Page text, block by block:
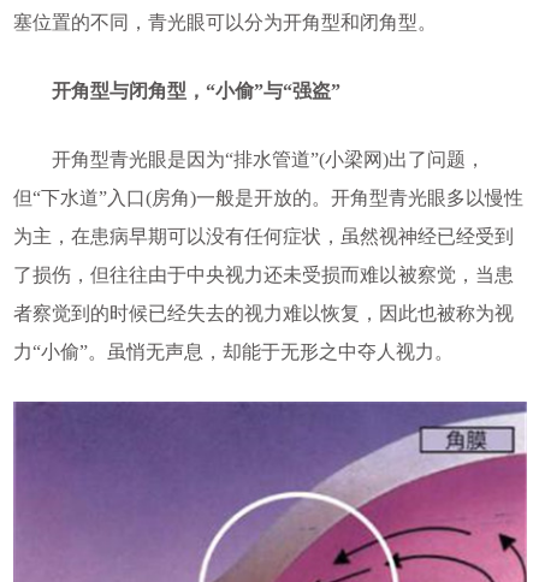
塞位置的不同，青光眼可以分为开角型和闭角型。
开角型与闭角型，“小偷”与“强盗”
开角型青光眼是因为“排水管道”(小梁网)出了问题，
但“下水道”入口(房角)一般是开放的。开角型青光眼多以慢性
为主，在患病早期可以没有任何症状，虽然视神经已经受到
了损伤，但往往由于中央视力还未受损而难以被察觉，当患
者察觉到的时候已经失去的视力难以恢复，因此也被称为视
力“小偷”。虽悄无声息，却能于无形之中夺人视力。